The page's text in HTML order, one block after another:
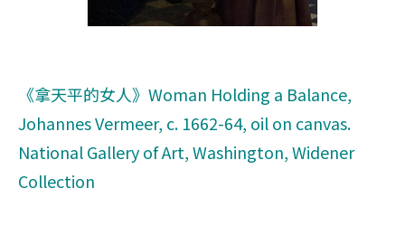
《拿天平的女人》Woman Holding a Balance,
Johannes Vermeer, c. 1662-64, oil on canvas.
National Gallery of Art, Washington, Widener
Collection